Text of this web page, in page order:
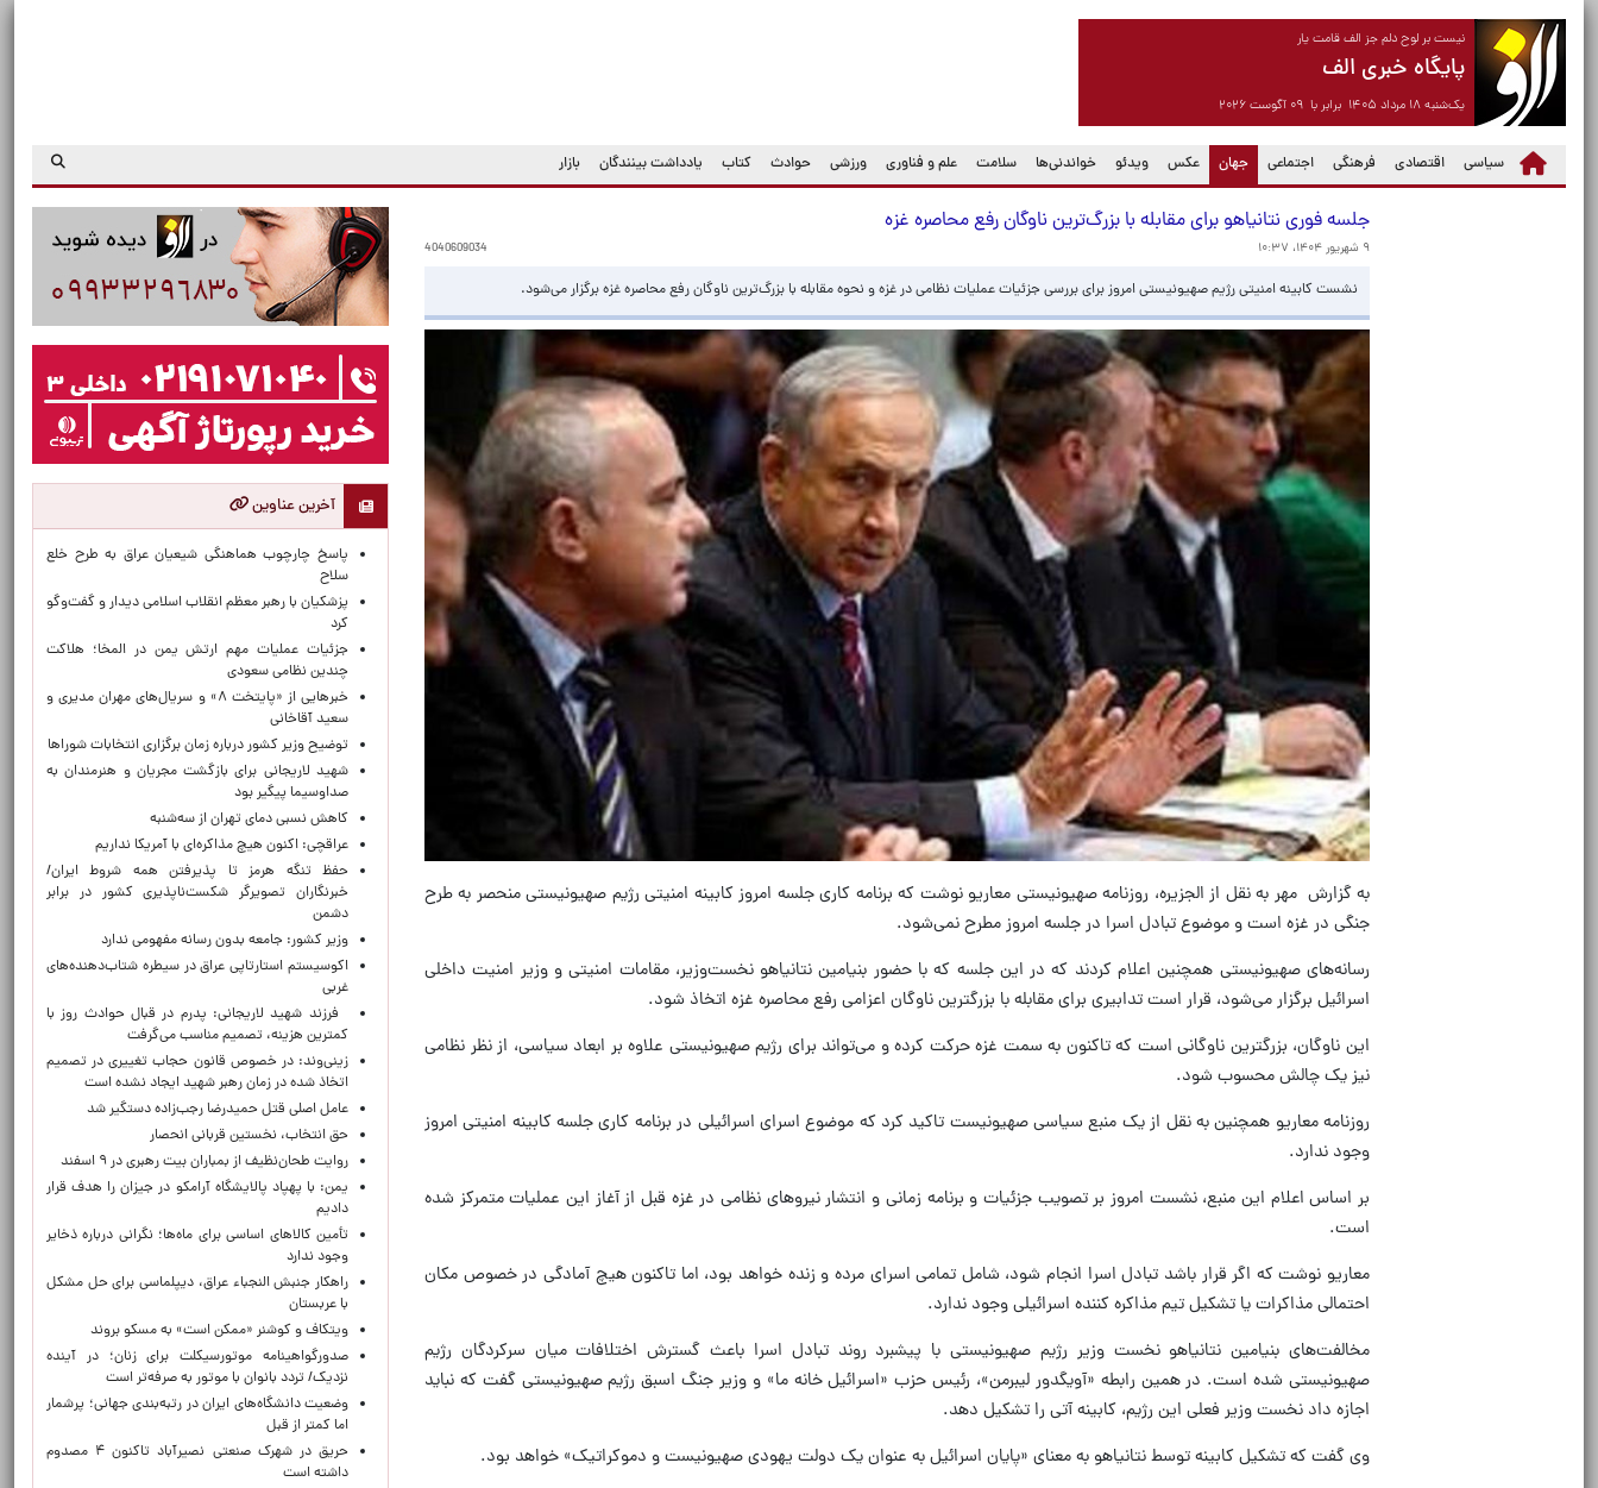
نیست بر لوح دلم جز الف قامت یار
پایگاه خبری الف
یک‌شنبه ۱۸ مرداد ۱۴۰۵ برابر با ۰۹ آگوست ۲۰۲۶
سیاسی اقتصادی فرهنگی اجتماعی جهان
(current) عکس ویدئو خواندنی‌ها سلامت علم و فناوری ورزشی حوادث کتاب یادداشت بینندگان بازار
جلسه فوری نتانیاهو برای مقابله با بزرگ‌ترین ناوگان رفع محاصره غزه
۹ شهریور ۱۴۰۴، ۱۰:۳۷ 4040609034
نشست کابینه امنیتی رژیم صهیونیستی امروز برای بررسی جزئیات عملیات نظامی در غزه و نحوه مقابله با بزرگ‌ترین ناوگان رفع محاصره غزه برگزار می‌شود.
به گزارش مهر به نقل از الجزیره، روزنامه صهیونیستی معاریو نوشت که برنامه کاری جلسه امروز کابینه امنیتی رژیم صهیونیستی منحصر به طرح
جنگی در غزه است و موضوع تبادل اسرا در جلسه امروز مطرح نمی‌شود.
رسانه‌های صهیونیستی همچنین اعلام کردند که در این جلسه که با حضور بنیامین نتانیاهو نخست‌وزیر، مقامات امنیتی و وزیر امنیت داخلی
اسرائیل برگزار می‌شود، قرار است تدابیری برای مقابله با بزرگترین ناوگان اعزامی رفع محاصره غزه اتخاذ شود.
این ناوگان، بزرگترین ناوگانی است که تاکنون به سمت غزه حرکت کرده و می‌تواند برای رژیم صهیونیستی علاوه بر ابعاد سیاسی، از نظر نظامی
نیز یک چالش محسوب شود.
روزنامه معاریو همچنین به نقل از یک منبع سیاسی صهیونیست تاکید کرد که موضوع اسرای اسرائیلی در برنامه کاری جلسه کابینه امنیتی امروز
وجود ندارد.
بر اساس اعلام این منبع، نشست امروز بر تصویب جزئیات و برنامه زمانی و انتشار نیروهای نظامی در غزه قبل از آغاز این عملیات متمرکز شده
است.
معاریو نوشت که اگر قرار باشد تبادل اسرا انجام شود، شامل تمامی اسرای مرده و زنده خواهد بود، اما تاکنون هیچ آمادگی در خصوص مکان
احتمالی مذاکرات یا تشکیل تیم مذاکره کننده اسرائیلی وجود ندارد.
مخالفت‌های بنیامین نتانیاهو نخست وزیر رژیم صهیونیستی با پیشبرد روند تبادل اسرا باعث گسترش اختلافات میان سرکردگان رژیم
صهیونیستی شده است. در همین رابطه «آویگدور لیبرمن»، رئیس حزب «اسرائیل خانه ما» و وزیر جنگ اسبق رژیم صهیونیستی گفت که نباید
اجازه داد نخست وزیر فعلی این رژیم، کابینه آتی را تشکیل دهد.
وی گفت که تشکیل کابینه توسط نتانیاهو به معنای «پایان اسرائیل به عنوان یک دولت یهودی صهیونیست و دموکراتیک» خواهد بود.
آخرین عناوین
پاسخ چارچوب هماهنگی شیعیان عراق به طرح خلع
سلاح
پزشکیان با رهبر معظم انقلاب اسلامی دیدار و گفت‌وگو
کرد
جزئیات عملیات مهم ارتش یمن در المخا؛ هلاکت
چندین نظامی سعودی
خبرهایی از «پایتخت ۸» و سریال‌های مهران مدیری و
سعید آقاخانی
توضیح وزیر کشور درباره زمان برگزاری انتخابات شوراها
شهید لاریجانی برای بازگشت مجریان و هنرمندان به
صداوسیما پیگیر بود
کاهش نسبی دمای تهران از سه‌شنبه
عراقچی: اکنون هیچ مذاکره‌ای با آمریکا نداریم
حفظ تنگه هرمز تا پذیرفتن همه شروط ایران/
خبرنگاران تصویرگر شکست‌ناپذیری کشور در برابر
دشمن
وزیر کشور: جامعه بدون رسانه مفهومی ندارد
اکوسیستم استارتاپی عراق در سیطره شتاب‌دهنده‌‌های
غربی
فرزند شهید لاریجانی: پدرم در قبال حوادث روز با
کمترین هزینه، تصمیم مناسب می‌گرفت
زینی‌وند: در خصوص قانون حجاب تغییری در تصمیم
اتخاذ شده در زمان رهبر شهید ایجاد نشده است
عامل اصلی قتل حمیدرضا رجب‌زاده دستگیر شد
حق انتخاب، نخستین قربانی انحصار
روایت طحان‌نظیف از بمباران بیت رهبری در ۹ اسفند
یمن: با پهپاد پالایشگاه آرامکو در جیزان را هدف قرار
دادیم
تأمین کالاهای اساسی برای ماه‌ها؛ نگرانی درباره ذخایر
وجود ندارد
راهکار جنبش النجباء عراق، دیپلماسی برای حل مشکل
با عربستان
ویتکاف و کوشنر «ممکن است» به مسکو بروند
صدورگواهینامه موتورسیکلت برای زنان؛ در آینده
نزدیک/ تردد بانوان با موتور به‌ صرفه‌تر است
وضعیت دانشگاه‌های ایران در رتبه‌بندی جهانی؛ پرشمار
اما کمتر از قبل
حریق در شهرک صنعتی نصیرآباد تاکنون ۴ مصدوم
داشته است